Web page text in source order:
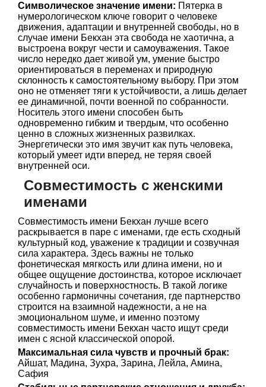
Символическое значение имени: Пятерка в
нумерологическом ключе говорит о человеке
движения, адаптации и внутренней свободы, но в
случае имени Бекхан эта свобода не хаотична, а
выстроена вокруг чести и самоуважения. Такое
число нередко дает живой ум, умение быстро
ориентироваться в переменах и природную
склонность к самостоятельному выбору. При этом
оно не отменяет тяги к устойчивости, а лишь делает
ее динамичной, почти военной по собранности.
Носитель этого имени способен быть
одновременно гибким и твердым, что особенно
ценно в сложных жизненных развилках.
Энергетически это имя звучит как путь человека,
который умеет идти вперед, не теряя своей
внутренней оси.
Совместимость с женскими
именами
Совместимость имени Бекхан лучше всего
раскрывается в паре с именами, где есть сходный
культурный код, уважение к традиции и созвучная
сила характера. Здесь важны не только
фонетическая мягкость или длина имени, но и
общее ощущение достоинства, которое исключает
случайность и поверхностность. В такой логике
особенно гармоничны сочетания, где партнерство
строится на взаимной надежности, а не на
эмоциональном шуме, и именно поэтому
совместимость имени Бекхан часто ищут среди
имен с ясной классической опорой.
Максимальная сила чувств и прочный брак:
Айшат, Мадина, Зухра, Зарина, Лейла, Амина,
Сафия